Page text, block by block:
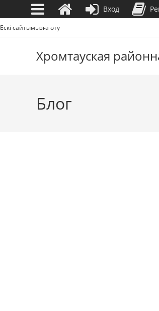
Перейти
Ескі сайтымызға өту
Хромтауская
Блог
Вход